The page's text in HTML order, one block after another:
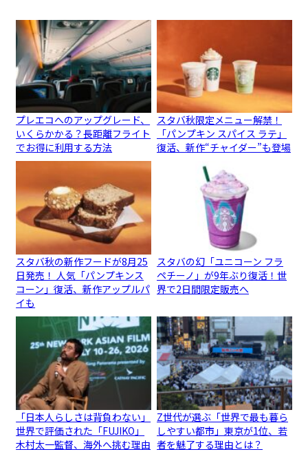
プレエコへのアップグレード、
いくらかかる？長距離フライト
でお得に利用する方法
スタバ秋限定メニュー解禁！
「パンプキン スパイス ラテ」
復活、新作“チャイダー”も登場
スタバ秋の新作フードが8月25
日発売！ 人気「パンプキンス
コーン」復活、新作アップルパ
イも
スタバの幻「ユニコーン フラ
ペチーノ」が9年ぶり復活！世
界で2日間限定販売へ
「日本人らしさは背負わない」
世界で評価された「FUJIKO」
木村太一監督、海外へ挑む理由
Z世代が選ぶ「世界で最も暮ら
しやすい都市」東京が1位、若
者を魅了する理由とは？